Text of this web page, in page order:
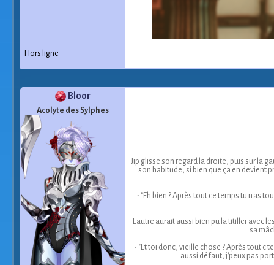
Hors ligne
Bloor
Acolyte des Sylphes
Jip glisse son regard la droite, puis sur la
son habitude, si bien que ça en devient
- "Eh bien ? Après tout ce temps tu n'as
L'autre aurait aussi bien pu la titiller avec
sa
- "Et toi donc, vieille chose ? Après tout
aussi défaut, j'peux pas